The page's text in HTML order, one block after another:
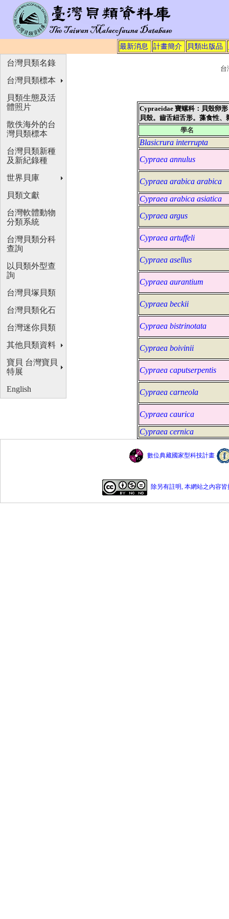
最新消息 計畫簡介 貝類出版品
台
Cypraeidae 寶螺科：貝殼卵
貝殼。齒舌紐舌形。藻食性、
學名
Blasicrura interrupta
Cypraea annulus
Cypraea arabica arabica
Cypraea arabica asiatica
Cypraea argus
Cypraea artuffeli
Cypraea asellus
Cypraea aurantium
Cypraea beckii
Cypraea bistrinotata
Cypraea boivinii
Cypraea caputserpentis
Cypraea carneola
Cypraea caurica
Cypraea cernica
台灣貝類名錄
台灣貝類標本
貝類生態及活
體照片
散佚海外的台
灣貝類標本
台灣貝類新種
及新紀錄種
世界貝庫
貝類文獻
台灣軟體動物
分類系統
台灣貝類分科
查詢
以貝類外型查
詢
台灣貝塚貝類
台灣貝類化石
台灣迷你貝類
其他貝類資料
寶貝 台灣寶貝
特展
English
數位典藏國家型科技計畫
除另有註明, 本網站之內容